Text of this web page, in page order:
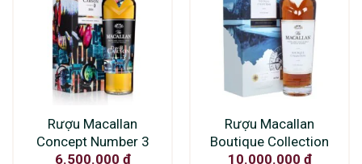
Rượu Macallan
Concept Number 3
6.500.000 ₫
Rượu Macallan
Boutique Collection
10.000.000 ₫